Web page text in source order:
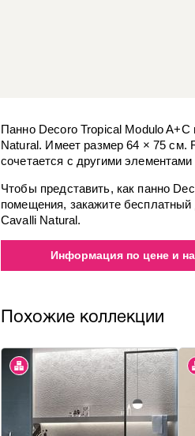
Панно Decoro Tropical Modulo
Natural. Имеет размер 64 × 75 см.
сочетается с другими
Чтобы представить, как панно
помещения, закажите бесплатный
Cavalli Natural.
Информация по цене и
Похожие коллекции